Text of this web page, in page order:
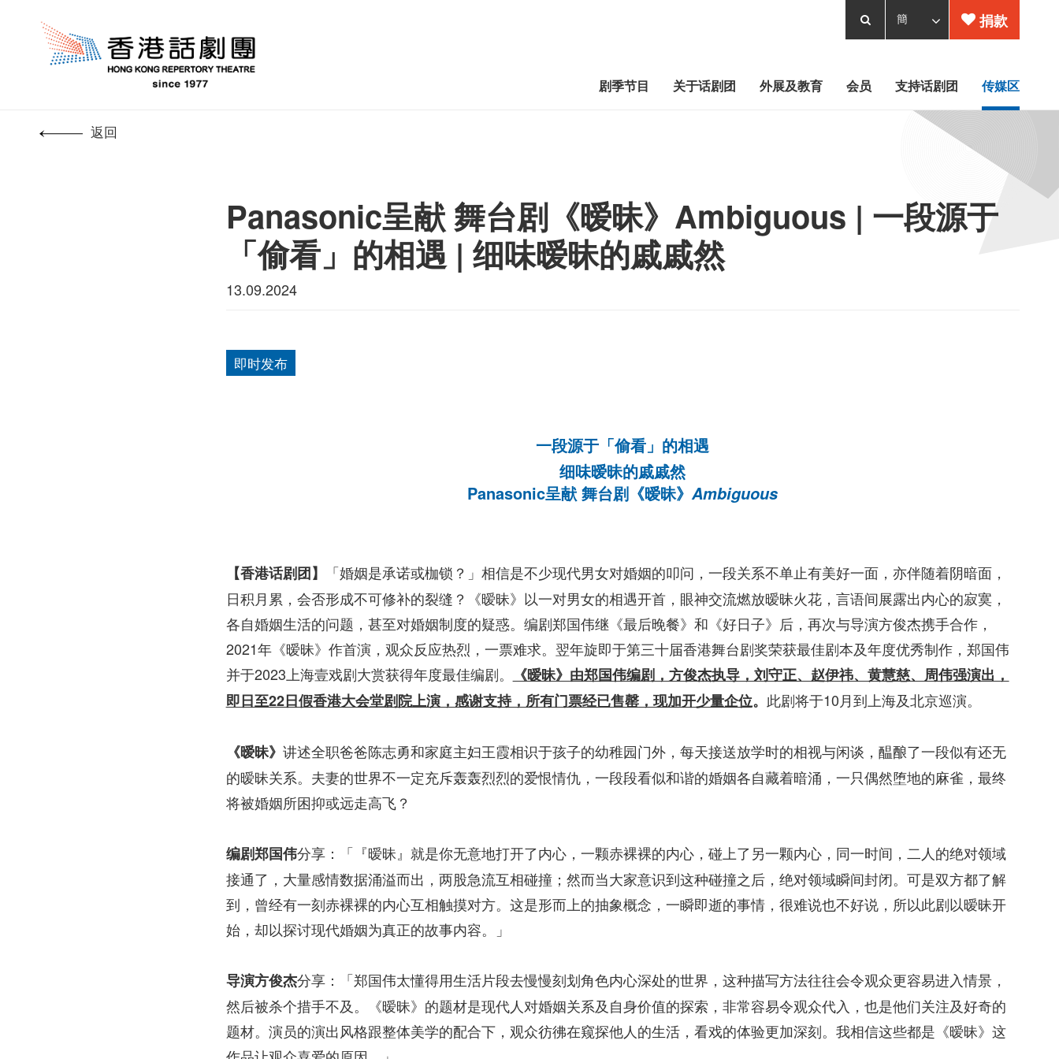
剧季节目 关于话剧团 外展及教育 会员 支持话剧团 传媒区
捐款
返回
Panasonic呈献 舞台剧《暧昧》Ambiguous | 一段源于
「偷看」的相遇 | 细味暧昧的戚戚然
13.09.2024
即时发布
一段源于「偷看」的相遇
细味暧昧的戚戚然
Panasonic呈献 舞台剧《暧昧》Ambiguous
【香港话剧团】
「婚姻是承诺或枷锁？」相信是不少现代男女对婚姻的叩问，一段关系不单止有美好一面，亦伴随着阴暗面，
日积月累，会否形成不可修补的裂缝？《暧昧》以一对男女的相遇开首，眼神交流燃放暧昧火花，言语间展露出内心的寂寞，
各自婚姻生活的问题，甚至对婚姻制度的疑惑。编剧郑国伟继《最后晚餐》和《好日子》后，再次与导演方俊杰携手合作，
2021年《暧昧》作首演，观众反应热烈，一票难求。翌年旋即于第三十届香港舞台剧奖荣获最佳剧本及年度优秀制作，郑国伟
并于2023上海壹戏剧大赏获得年度最佳编剧。
《暧昧》由郑国伟编剧，方俊杰执导，刘守正、赵伊祎、黄慧慈、周伟强演出，
即日至22日假香港大会堂剧院上演，感谢支持，所有门票经已售罄，现加开少量企位。 此剧将于10月到上海及北京巡演。
《暧昧》 讲述全职爸爸陈志勇和家庭主妇王霞相识于孩子的幼稚园门外，每天接送放学时的相视与闲谈，醖酿了一段似有还无
的暧昧关系。夫妻的世界不一定充斥轰轰烈烈的爱恨情仇，一段段看似和谐的婚姻各自藏着暗涌，一只偶然堕地的麻雀，最终
将被婚姻所困抑或远走高飞？
编剧郑国伟分享：「『暧昧』就是你无意地打开了内心，一颗赤裸裸的内心，碰上了另一颗内心，同一时间，二人的绝对领域
接通了，大量感情数据涌溢而出，两股急流互相碰撞；然而当大家意识到这种碰撞之后，绝对领域瞬间封闭。可是双方都了解
到，曾经有一刻赤裸裸的内心互相触摸对方。这是形而上的抽象概念，一瞬即逝的事情，很难说也不好说，所以此剧以暧昧开
始，却以探讨现代婚姻为真正的故事内容。」
导演方俊杰分享：「郑国伟太懂得用生活片段去慢慢刻划角色内心深处的世界，这种描写方法往往会令观众更容易进入情景，
然后被杀个措手不及。《暧昧》的题材是现代人对婚姻关系及自身价值的探索，非常容易令观众代入，也是他们关注及好奇的
题材。演员的演出风格跟整体美学的配合下，观众彷彿在窥探他人的生活，看戏的体验更加深刻。我相信这些都是《暧昧》这